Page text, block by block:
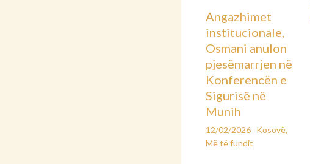
Angazhimet
institucionale,
Osmani anulon
pjesëmarrjen në
Konferencën e
Sigurisë në
Munih
12/02/2026 Kosovë,
Më të fundit